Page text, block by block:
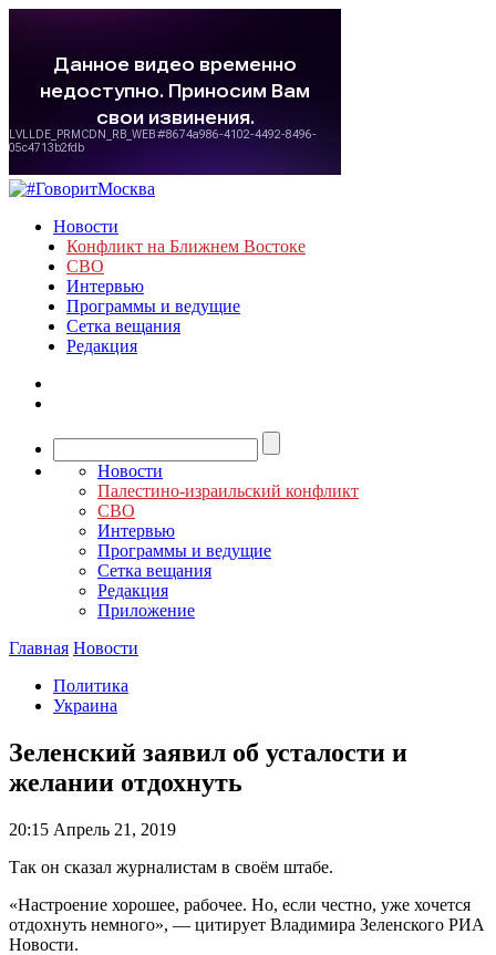
Новости
Конфликт на Ближнем Востоке
СВО
Интервью
Программы и ведущие
Сетка вещания
Редакция
Новости
Палестино-израильский конфликт
СВО
Интервью
Программы и ведущие
Сетка вещания
Редакция
Приложение
Главная Новости
Политика
Украина
Зеленский заявил об усталости и
желании отдохнуть
20:15 Апрель 21, 2019
Так он сказал журналистам в своём штабе.
«Настроение хорошее, рабочее. Но, если честно, уже хочется
отдохнуть немного», — цитирует Владимира Зеленского РИА
Новости.